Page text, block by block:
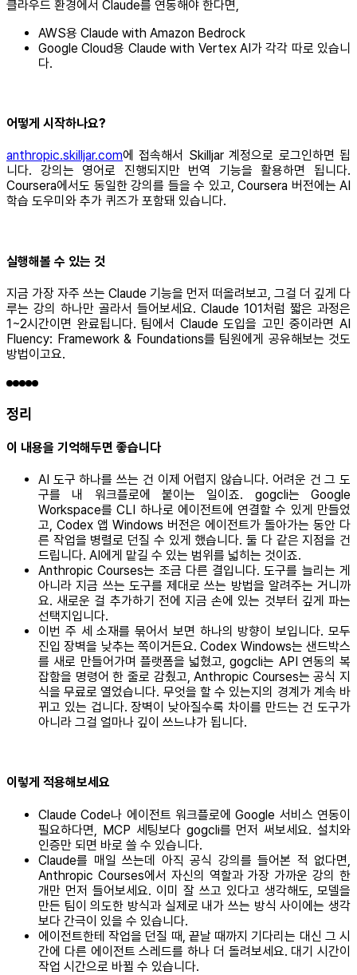
클라우드 환경에서 Claude를 연동해야 한다면,
AWS용 Claude with Amazon Bedrock
Google Cloud용 Claude with Vertex AI가 각각 따로 있습니
다.
어떻게 시작하나요?
anthropic.skilljar.com에 접속해서 Skilljar 계정으로 로그인하면 됩
니다. 강의는 영어로 진행되지만 번역 기능을 활용하면 됩니다.
Coursera에서도 동일한 강의를 들을 수 있고, Coursera 버전에는 AI
학습 도우미와 추가 퀴즈가 포함돼 있습니다.
실행해볼 수 있는 것
지금 가장 자주 쓰는 Claude 기능을 먼저 떠올려보고, 그걸 더 깊게 다
루는 강의 하나만 골라서 들어보세요. Claude 101처럼 짧은 과정은
1~2시간이면 완료됩니다. 팀에서 Claude 도입을 고민 중이라면 AI
Fluency: Framework & Foundations를 팀원에게 공유해보는 것도
방법이고요.
정리
이 내용을 기억해두면 좋습니다
AI 도구 하나를 쓰는 건 이제 어렵지 않습니다. 어려운 건 그 도
구를 내 워크플로에 붙이는 일이죠. gogcli는 Google
Workspace를 CLI 하나로 에이전트에 연결할 수 있게 만들었
고, Codex 앱 Windows 버전은 에이전트가 돌아가는 동안 다
른 작업을 병렬로 던질 수 있게 했습니다. 둘 다 같은 지점을 건
드립니다. AI에게 맡길 수 있는 범위를 넓히는 것이죠.
Anthropic Courses는 조금 다른 결입니다. 도구를 늘리는 게
아니라 지금 쓰는 도구를 제대로 쓰는 방법을 알려주는 거니까
요. 새로운 걸 추가하기 전에 지금 손에 있는 것부터 깊게 파는
선택지입니다.
이번 주 세 소재를 묶어서 보면 하나의 방향이 보입니다. 모두
진입 장벽을 낮추는 쪽이거든요. Codex Windows는 샌드박스
를 새로 만들어가며 플랫폼을 넓혔고, gogcli는 API 연동의 복
잡함을 명령어 한 줄로 감췄고, Anthropic Courses는 공식 지
식을 무료로 열었습니다. 무엇을 할 수 있는지의 경계가 계속 바
뀌고 있는 겁니다. 장벽이 낮아질수록 차이를 만드는 건 도구가
아니라 그걸 얼마나 깊이 쓰느냐가 됩니다.
이렇게 적용해보세요
Claude Code나 에이전트 워크플로에 Google 서비스 연동이
필요하다면, MCP 세팅보다 gogcli를 먼저 써보세요. 설치와
인증만 되면 바로 쓸 수 있습니다.
Claude를 매일 쓰는데 아직 공식 강의를 들어본 적 없다면,
Anthropic Courses에서 자신의 역할과 가장 가까운 강의 한
개만 먼저 들어보세요. 이미 잘 쓰고 있다고 생각해도, 모델을
만든 팀이 의도한 방식과 실제로 내가 쓰는 방식 사이에는 생각
보다 간극이 있을 수 있습니다.
에이전트한테 작업을 던질 때, 끝날 때까지 기다리는 대신 그 시
간에 다른 에이전트 스레드를 하나 더 돌려보세요. 대기 시간이
작업 시간으로 바뀔 수 있습니다.